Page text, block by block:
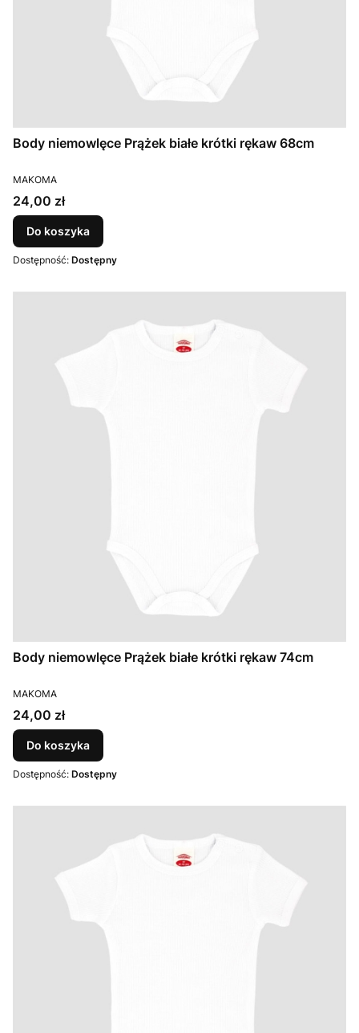
Body niemowlęce Prążek białe krótki rękaw 68cm
PRODUCENT
MAKOMA
Cena
24,00 zł
Do koszyka
Dostępność: Dostępny
Body niemowlęce Prążek białe krótki rękaw 74cm
PRODUCENT
MAKOMA
Cena
24,00 zł
Do koszyka
Dostępność: Dostępny